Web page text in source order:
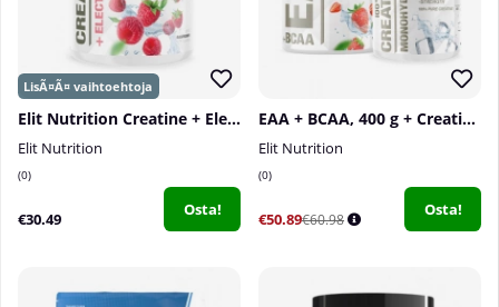
Elit Nutrition Creatine + Electrolytes, 270 g
Elit Nutrition
0
€30.49 Osta!
EAA + BCAA, 400 g + Creatine Monohydrate, 300 g
Elit Nutrition
0
€50.89€60.98
Osta!